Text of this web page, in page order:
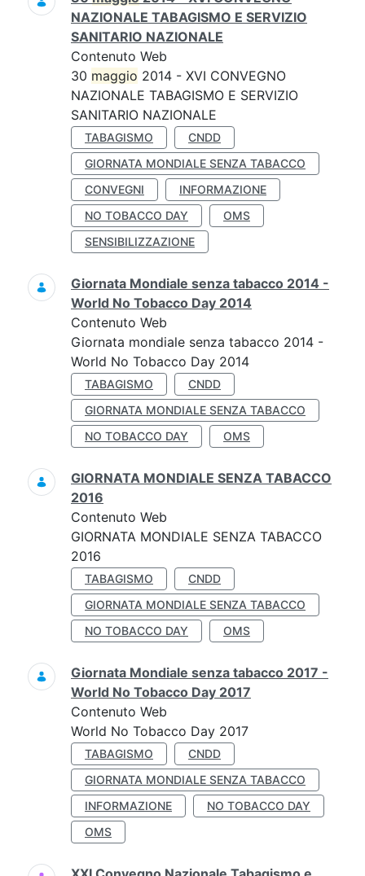
NAZIONALE TABAGISMO E SERVIZIO
SANITARIO NAZIONALE
Contenuto Web
30 maggio 2014 - XVI CONVEGNO
NAZIONALE TABAGISMO E SERVIZIO
SANITARIO NAZIONALE
TABAGISMO
CNDD
GIORNATA MONDIALE SENZA TABACCO
CONVEGNI
INFORMAZIONE
NO TOBACCO DAY
OMS
SENSIBILIZZAZIONE
Giornata Mondiale senza tabacco 2014 -
World No Tobacco Day 2014
Contenuto Web
Giornata mondiale senza tabacco 2014 -
World No Tobacco Day 2014
TABAGISMO
CNDD
GIORNATA MONDIALE SENZA TABACCO
NO TOBACCO DAY
OMS
GIORNATA MONDIALE SENZA TABACCO
2016
Contenuto Web
GIORNATA MONDIALE SENZA TABACCO
2016
TABAGISMO
CNDD
GIORNATA MONDIALE SENZA TABACCO
NO TOBACCO DAY
OMS
Giornata Mondiale senza tabacco 2017 -
World No Tobacco Day 2017
Contenuto Web
World No Tobacco Day 2017
TABAGISMO
CNDD
GIORNATA MONDIALE SENZA TABACCO
INFORMAZIONE
NO TOBACCO DAY
OMS